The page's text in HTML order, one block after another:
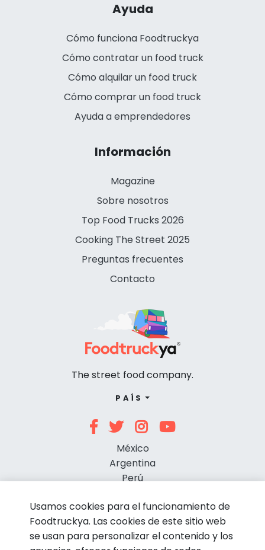
Ayuda
Cómo funciona Foodtruckya
Cómo contratar un food truck
Cómo alquilar un food truck
Cómo comprar un food truck
Ayuda a emprendedores
Información
Magazine
Sobre nosotros
Top Food Trucks 2026
Cooking The Street 2025
Preguntas frecuentes
Contacto
The street food company.
PAÍS
México
Argentina
Perú
Usamos cookies para el funcionamiento de
Foodtruckya. Las cookies de este sitio web
se usan para personalizar el contenido y los